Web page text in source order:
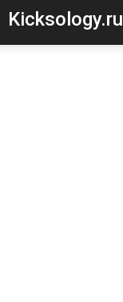
Kicksology.ru